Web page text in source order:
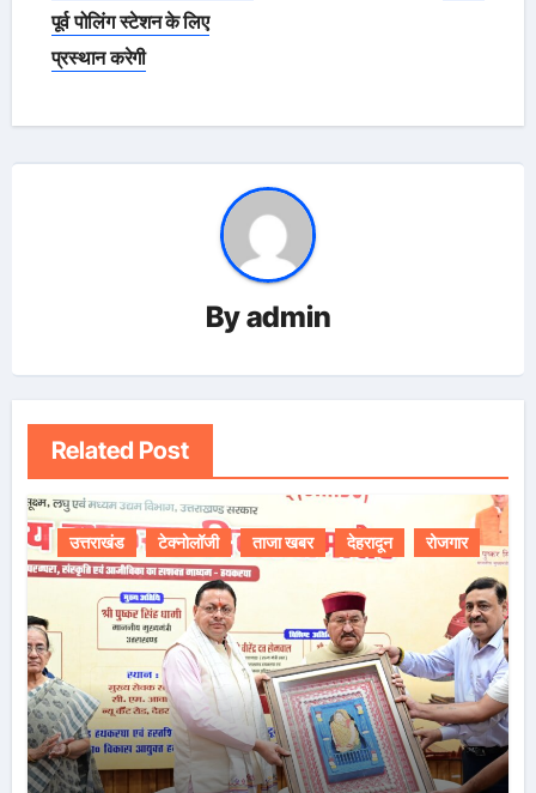
पूर्व पोलिंग स्टेशन के लिए
प्रस्थान करेगी
Byadmin
Related Post
उत्तराखंड टेक्नोलॉजी ताजा खबर देहरादून रोजगार